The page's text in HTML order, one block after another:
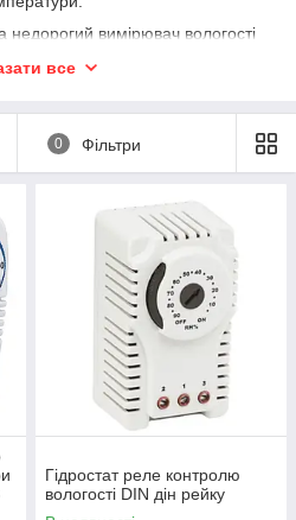
недорогий вимірювач вологості
в шафі автоматизації,
все
0 Фільтри
Гідростат реле контролю
вологості DIN дін рейку